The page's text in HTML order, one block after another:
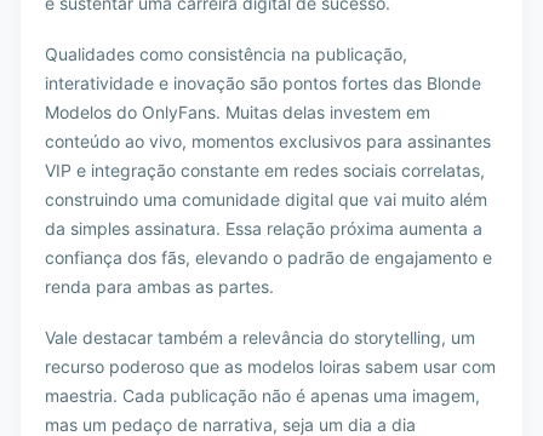
Qualidades como consistência na publicação,
interatividade e inovação são pontos fortes das Blonde
Modelos do OnlyFans. Muitas delas investem em
conteúdo ao vivo, momentos exclusivos para assinantes
VIP e integração constante em redes sociais correlatas,
construindo uma comunidade digital que vai muito além
da simples assinatura. Essa relação próxima aumenta a
confiança dos fãs, elevando o padrão de engajamento e
renda para ambas as partes.
Vale destacar também a relevância do storytelling, um
recurso poderoso que as modelos loiras sabem usar com
maestria. Cada publicação não é apenas uma imagem,
mas um pedaço de narrativa, seja um dia a dia